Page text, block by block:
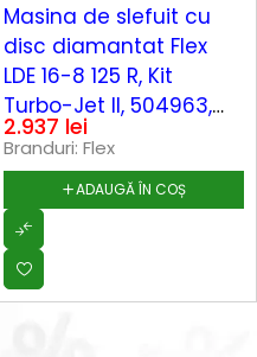
Masina de slefuit cu
disc diamantat Flex
LDE 16-8 125 R, Kit
Turbo-Jet II, 504963,
125 mm, 1600 W, turatie
variabila
2.937 lei
Branduri: Flex
ADAUGĂ ÎN COȘ